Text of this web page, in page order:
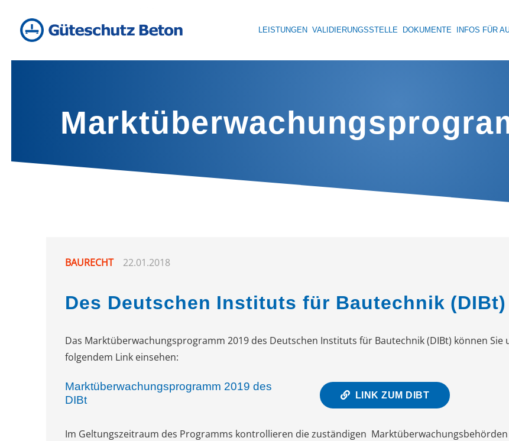
LEISTUNGEN VALIDIERUNGSSTELLE DOKUMENTE INFOS FÜR
BAURECHT 22.01.2018
Des Deutschen Instituts für Bautechnik (DIBt)
Das Marktüberwachungsprogramm 2019 des Deutschen Instituts für Bautechnik (DIBt) können Sie
folgendem Link einsehen:
Marktüberwachungsprogramm 2019 des
DIBt
LINK ZUM DIBT
Im Geltungszeitraum des Programms kontrollieren die zuständigen Marktüberwachungsbehörden